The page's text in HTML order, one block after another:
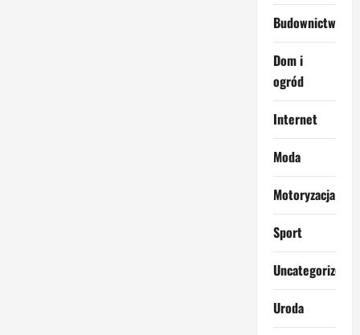
Budownictwo
Dom i
ogród
Internet
Moda
Motoryzacja
Sport
Uncategorized
Uroda